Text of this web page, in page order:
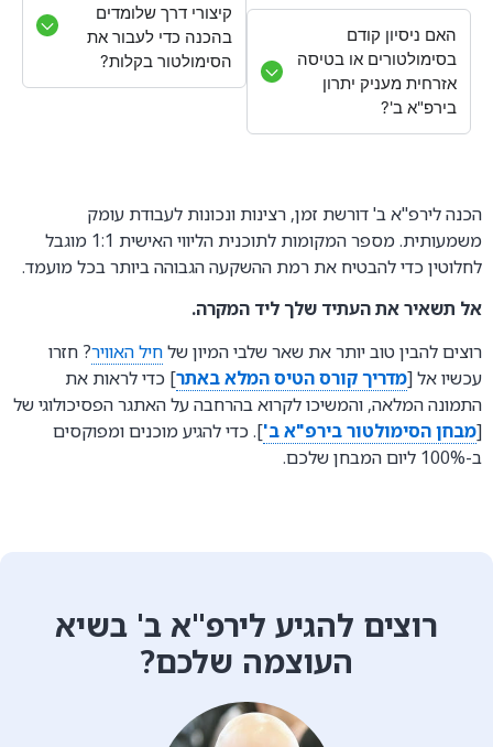
האם ניסיון קודם
בסימולטורים או בטיסה
אזרחית מעניק יתרון
בירפ"א ב'?
קיצורי דרך שלומדים
בהכנה כדי לעבור את
הסימולטור בקלות?
הכנה לירפ"א ב' דורשת זמן, רצינות ונכונות לעבודת עומק
משמעותית. מספר המקומות לתוכנית הליווי האישית 1:1 מוגבל
לחלוטין כדי להבטיח את רמת ההשקעה הגבוהה ביותר בכל מועמד.
אל תשאיר את העתיד שלך ליד המקרה.
רוצים להבין טוב יותר את שאר שלבי המיון שלחיל האוויר? חזרו
עכשיו אל [מדריך קורס הטיס המלא באתר] כדי לראות את
התמונה המלאה, והמשיכו לקרוא בהרחבה על האתגר הפסיכולוגי של
[מבחן הסימולטור בירפ"א ב']. כדי להגיע מוכנים ומפוקסים
ב-100% ליום המבחן שלכם.
רוצים להגיע לירפ"א ב' בשיא
העוצמה שלכם?​